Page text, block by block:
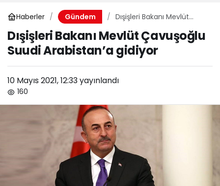
Haberler Gündem
Dışişleri Bakanı Mevlüt
Arabistan’a gidiyor
Dışişleri Bakanı Mevlüt Çavuşoğlu
Suudi Arabistan’a gidiyor
10 Mayıs 2021, 12:33yayınlandı
160